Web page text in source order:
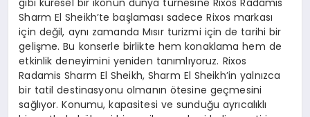
gibi küresel bir ikonun dünya turnesine Rixos Radamis
Sharm El Sheikh’te başlaması sadece Rixos markası
için değil, aynı zamanda Mısır turizmi için de tarihi bir
gelişme. Bu konserle birlikte hem konaklama hem de
etkinlik deneyimini yeniden tanımlıyoruz. Rixos
Radamis Sharm El Sheikh, Sharm El Sheikh’in yalnızca
bir tatil destinasyonu olmanın ötesine geçmesini
sağlıyor. Konumu, kapasitesi ve sunduğu ayrıcalıklı